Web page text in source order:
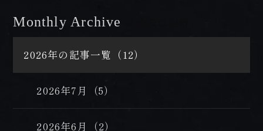
Monthly Archive
2026年の記事一覧（12）
2026年7月（5）
2026年6月（2）